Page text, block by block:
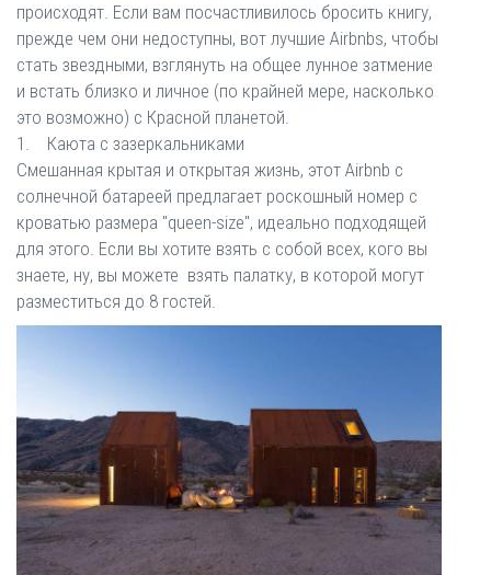
происходят. Если вам посчастливилось бросить книгу,
прежде чем они недоступны, вот лучшие Airbnbs, чтобы
стать звездными, взглянуть на общее лунное затмение
и встать близко и личное (по крайней мере, насколько
это возможно) с Красной планетой.
1. Каюта с зазеркальниками
Смешанная крытая и открытая жизнь, этот Airbnb с
солнечной батареей предлагает роскошный номер с
кроватью размера "queen-size", идеально подходящей
для этого. Если вы хотите взять с собой всех, кого вы
знаете, ну, вы можете взять палатку, в которой могут
разместиться до 8 гостей.